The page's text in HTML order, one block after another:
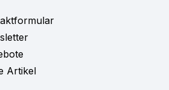
Artikel